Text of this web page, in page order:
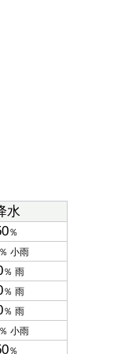
水
％
小雨
％ 雨
％ 雨
％ 雨
小雨
％